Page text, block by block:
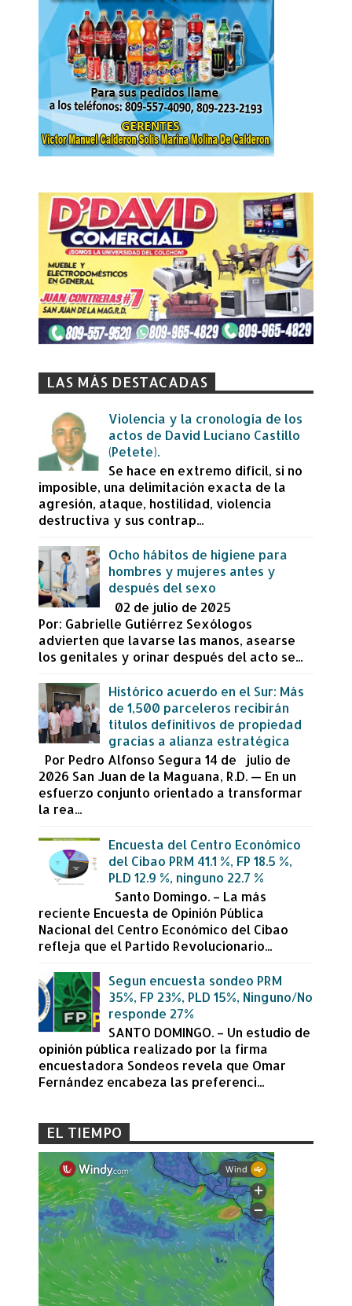
LAS MÁS DESTACADAS
Violencia y la cronología de los
actos de David Luciano Castillo
(Petete).
Se hace en extremo difícil, si no
imposible, una delimitación exacta de la
agresión, ataque, hostilidad, violencia
destructiva y sus contrap...
Ocho hábitos de higiene para
hombres y mujeres antes y
después del sexo
02 de julio de 2025
Por: Gabrielle Gutiérrez Sexólogos
advierten que lavarse las manos, asearse
los genitales y orinar después del acto se...
Histórico acuerdo en el Sur: Más
de 1,500 parceleros recibirán
títulos definitivos de propiedad
gracias a alianza estratégica
Por Pedro Alfonso Segura 14 de julio de
2026 San Juan de la Maguana, R.D. — En un
esfuerzo conjunto orientado a transformar
la rea...
Encuesta del Centro Económico
del Cibao PRM 41.1 %, FP 18.5 %,
PLD 12.9 %, ninguno 22.7 %
Santo Domingo. – La más
reciente Encuesta de Opinión Pública
Nacional del Centro Económico del Cibao
refleja que el Partido Revolucionario...
Segun encuesta sondeo PRM
35%, FP 23%, PLD 15%, Ninguno/No
responde 27%
SANTO DOMINGO. – Un estudio de
opinión pública realizado por la firma
encuestadora Sondeos revela que Omar
Fernández encabeza las preferenci...
EL TIEMPO